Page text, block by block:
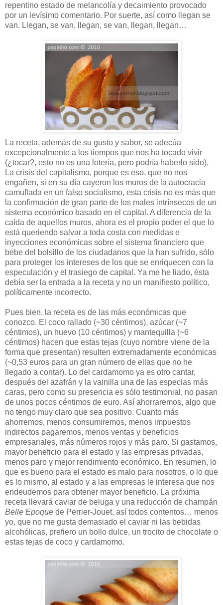
repentino estado de melancolía y decaimiento provocado
por un levísimo comentario. Por suerte, así como llegan se
van. Llegan, se van, llegan, se van, llegan, llegan…
La receta, además de su gusto y sabor, se adecúa
excepcionalmente a los tiempos que nos ha tocado vivir
(¿tocar?, esto no es una lotería, pero podría haberlo sido).
La crisis del capitalismo, porque es eso, que no nos
engañen, si en su día cayeron los muros de la autocracia
camuflada en un falso socialismo, esta crisis no es más que
la confirmación de gran parte de los males intrínsecos de un
sistema económico basado en el capital. A diferencia de la
caída de aquellos muros, ahora es el propio poder el que lo
está queriendo salvar a toda costa con medidas e
inyecciones económicas sobre el sistema financiero que
bebe del bolsillo de los ciudadanos que la han sufrido, sólo
para proteger los intereses de los que se enriquecen con la
especulación y el trasiego de capital. Ya me he liado, ésta
debía ser la entrada a la receta y no un manifiesto político,
políticamente incorrecto.
Pues bien, la receta es de las más económicas que
conozco. El coco rallado (~30 céntimos), azúcar (~7
céntimos), un huevo (10 céntimos) y mantequilla (~6
céntimos) hacen que estas tejas (cuyo nombre viene de la
forma que presentan) resulten extremadamente económicas
(~0,53 euros para un gran número de ellas que no he
llegado a contar). Lo del cardamomo ya es otro cantar,
después del azafrán y la vainilla una de las especias más
caras, pero como su presencia es sólo testimonial, no pasan
de unos pocos céntimos de euro. Así ahorraremos, algo que
no tengo muy claro que sea positivo. Cuanto más
ahorremos, menos consumiremos, menos impuestos
indirectos pagaremos, menos ventas y beneficios
empresariales, más números rojos y más paro. Si gastamos,
mayor beneficio para el estado y las empresas privadas,
menos paro y mejor rendimiento económico. En resumen, lo
que es bueno para el estado es malo para nosotros, o lo que
es lo mismo, al estado y a las empresas le interesa que nos
endeudemos para obtener mayor beneficio. La próxima
receta llevará caviar de beluga y una reducción de champán
Belle Epoque de Perrier-Jouet, así todos contentos… menos
yo, que no me gusta demasiado el caviar ni las bebidas
alcohólicas, prefiero un bollo dulce, un trocito de chocolate o
estas tejas de coco y cardamomo.